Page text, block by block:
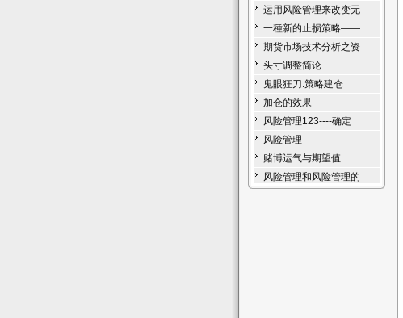
运用风险管理来改变无
一種新的止损策略——
期货市场技术分析之资
头寸调整简论
鬼眼狂刀:策略建仓
加仓的效果
风险管理123----确定
风险管理
赌博运气与期望值
风险管理和风险管理的